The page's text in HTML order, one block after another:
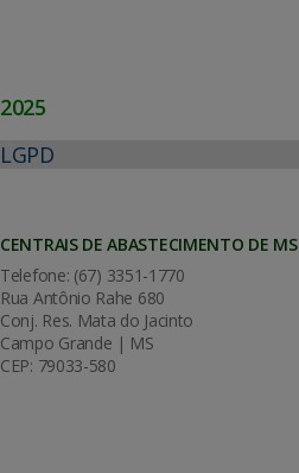
2025
LGPD
CENTRAIS DE ABASTECIMENTO DE MS
Telefone: (67) 3351-1770
Rua Antônio Rahe 680
Conj. Res. Mata do Jacinto
Campo Grande | MS
CEP: 79033-580